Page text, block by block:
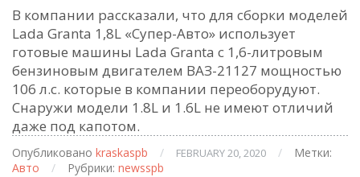
В компании рассказали, что для сборки моделей
Lada Granta 1,8L «Супер-Авто» использует
готовые машины Lada Granta с 1,6-литровым
бензиновым двигателем ВАЗ-21127 мощностью
106 л.с. которые в компании переоборудуют.
Снаружи модели 1.8L и 1.6L не имеют отличий
даже под капотом.
Опубликовано kraskaspb / FEBRUARY 20, 2020 /
Метки:
Авто
/ Рубрики: newsspb